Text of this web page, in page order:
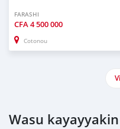
FARASHI
CFA4 500 000
Cotonou
Wasu kayayyakin